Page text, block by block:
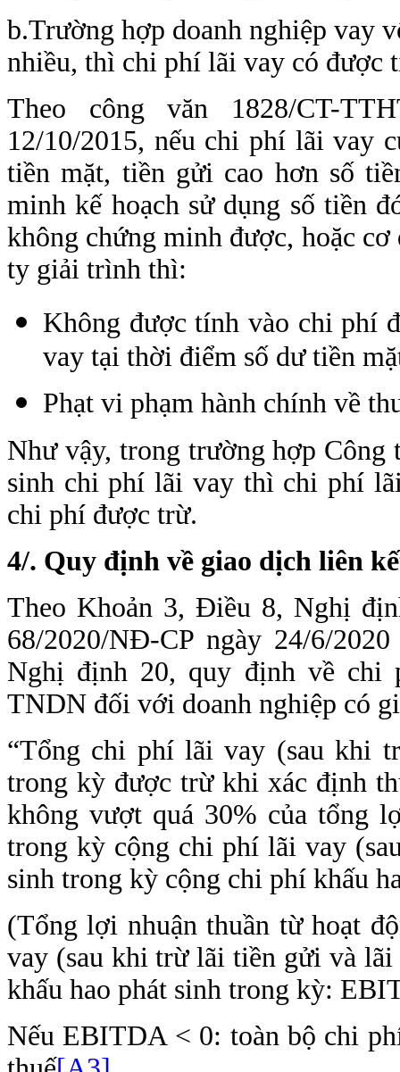
b.Trường hợp doanh nghiệp vay
nhiều, thì chi phí lãi vay có được
Theo công văn 1828/CT-
12/10/2015, nếu chi phí lãi vay
tiền mặt, tiền gửi cao hơn số
minh kế hoạch sử dụng số tiền
không chứng minh được, hoặc
ty giải trình thì:
Không được tính vào chi phí
vay tại thời điểm số dư tiền
Phạt vi phạm hành chính về
Như vậy, trong trường hợp Công
sinh chi phí lãi vay thì chi phí
chi phí được trừ.
4/. Quy định về giao dịch liên
Theo Khoản 3, Điều 8, Nghị
68/2020/NĐ-CP ngày 24/6/
Nghị định 20, quy định về
TNDN đối với doanh nghiệp có
“Tổng chi phí lãi vay (sau khi
trong kỳ được trừ khi xác định
không vượt quá 30% của tổng
trong kỳ cộng chi phí lãi vay
sinh trong kỳ cộng chi phí khấu
(Tổng lợi nhuận thuần từ hoạt
vay (sau khi trừ lãi tiền gửi và
khấu hao phát sinh trong kỳ:
Nếu EBITDA < 0: toàn bộ chi